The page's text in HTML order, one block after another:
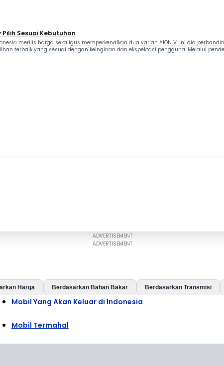
Pilih Sesuai Kebutuhan
merilis harga sekaligus memperkenalkan dua varian AION V. Ini dia
terbaik yang sesuai dengan keinginan dan ekspektasi pengguna. Melalui
Harga Berdasarkan Bahan Bakar Berdasarkan Transmisi
Mobil Yang Akan Keluar di Indonesia
Mobil Termahal